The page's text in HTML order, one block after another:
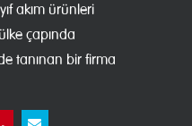
akım ürünleri
çapında
tanınan bir firma